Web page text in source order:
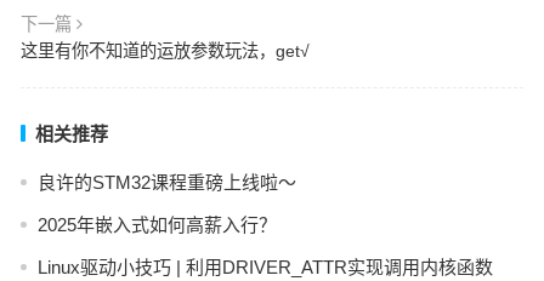
下一篇
这里有你不知道的运放参数玩法，get√
相关推荐
良许的STM32课程重磅上线啦～
2025年嵌入式如何高薪入行？
Linux驱动小技巧 | 利用DRIVER_ATTR实现调用内核函数